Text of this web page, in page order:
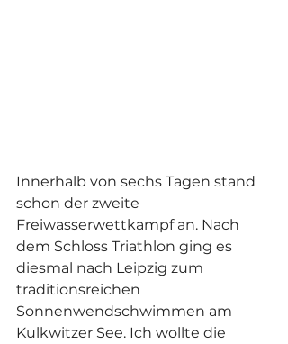
Innerhalb von sechs Tagen stand
schon der zweite
Freiwasserwettkampf an. Nach
dem Schloss Triathlon ging es
diesmal nach Leipzig zum
traditionsreichen
Sonnenwendschwimmen am
Kulkwitzer See. Ich wollte die